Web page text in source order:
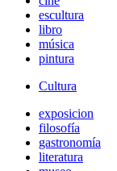
escultura
libro
música
pintura
Cultura
exposicion
filosofía
gastronomía
literatura